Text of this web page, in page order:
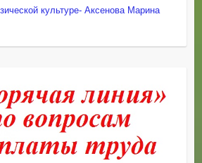
культуре- Аксенова Марина